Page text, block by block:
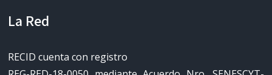
La Red
RECID cuenta con registro